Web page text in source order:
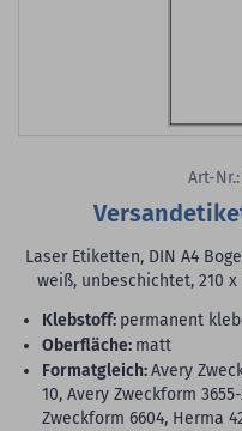
Art-Nr.:
Laser Etiketten, DIN A4
weiß, unbeschichtet, 210
Klebstoff: permanent
Oberfläche: matt
Formatgleich:Avery
10, Avery Zweckform
Zweckform 6604, Herma